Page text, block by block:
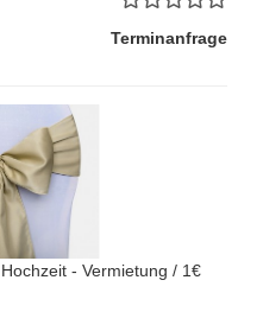
Terminanfrage
- Vermietung / 1€